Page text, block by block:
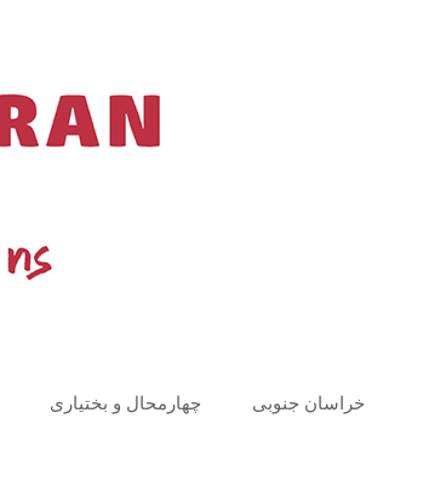
چهارمحال و بختیاری خراسان جنوبی